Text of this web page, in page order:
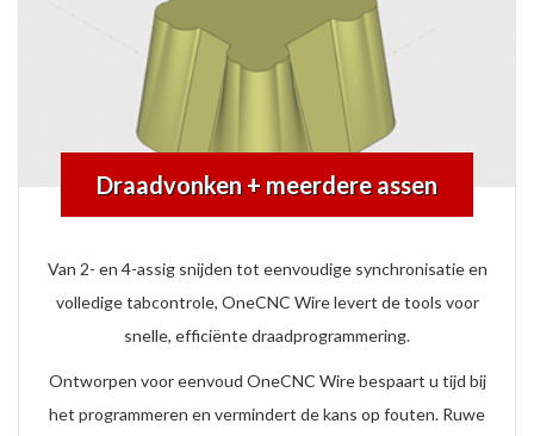
Draadvonken + meerdere assen
Van 2- en 4-assig snijden tot eenvoudige synchronisatie en
volledige tabcontrole, OneCNC Wire levert de tools voor
snelle, efficiënte draadprogrammering.
Ontworpen voor eenvoud OneCNC Wire bespaart u tijd bij
het programmeren en vermindert de kans op fouten. Ruwe